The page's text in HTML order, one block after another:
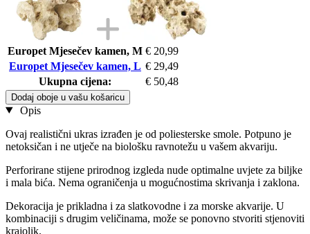
Europet Mjesečev kamen, M € 20,99
Europet Mjesečev kamen, L € 29,49
Ukupna cijena:
€ 50,48
Dodaj oboje u vašu košaricu
Opis
Ovaj realistični ukras izrađen je od poliesterske smole. Potpuno je
netoksičan i ne utječe na biološku ravnotežu u vašem akvariju.
Perforirane stijene prirodnog izgleda nude optimalne uvjete za biljke
i mala bića. Nema ograničenja u mogućnostima skrivanja i zaklona.
Dekoracija je prikladna i za slatkovodne i za morske akvarije. U
kombinaciji s drugim veličinama, može se ponovno stvoriti stjenoviti
krajolik.